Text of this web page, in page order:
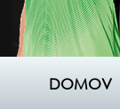
DOMOV